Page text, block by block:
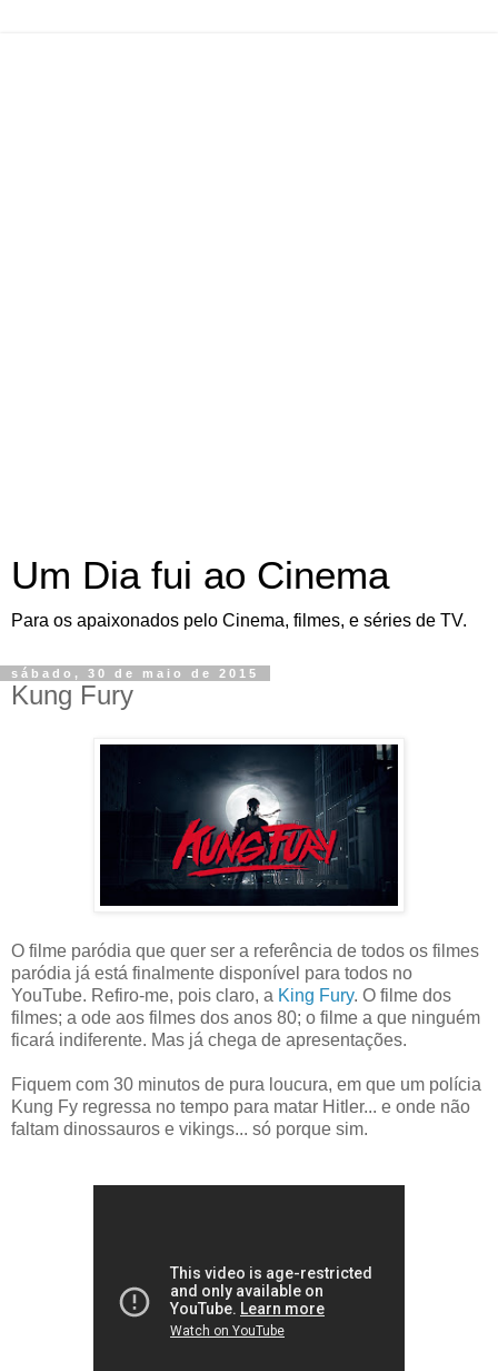
Um Dia fui ao Cinema
Para os apaixonados pelo Cinema, filmes, e séries de TV.
sábado, 30 de maio de 2015
Kung Fury
O filme paródia que quer ser a referência de todos os filmes
paródia já está finalmente disponível para todos no
YouTube. Refiro-me, pois claro, a King Fury. O filme dos
filmes; a ode aos filmes dos anos 80; o filme a que ninguém
ficará indiferente. Mas já chega de apresentações.
Fiquem com 30 minutos de pura loucura, em que um polícia
Kung Fy regressa no tempo para matar Hitler... e onde não
faltam dinossauros e vikings... só porque sim.